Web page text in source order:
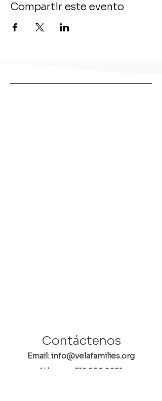
Compartir este evento
Contáctenos
Email: info@velafamilies.org
Número:
512.850.8281